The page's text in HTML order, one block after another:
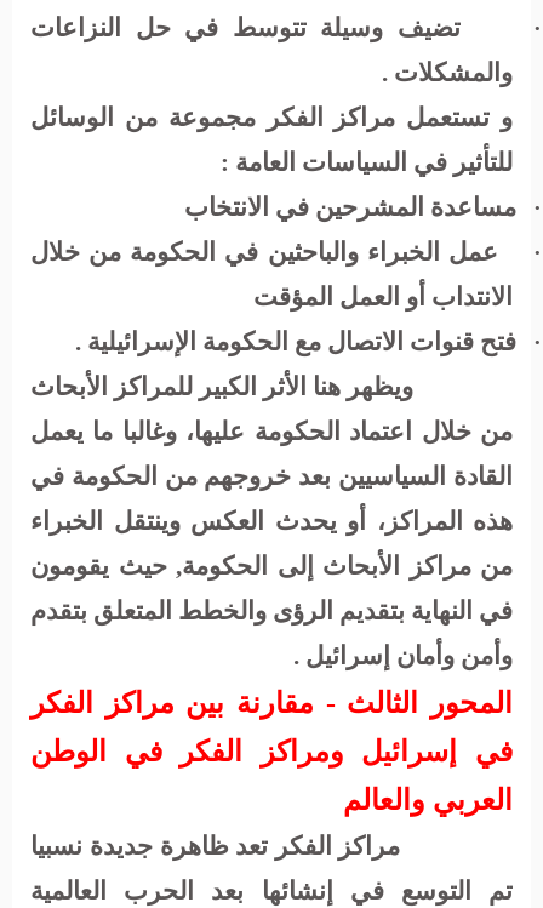
·
تضيف وسيلة تتوسط في حل النزاعات
والمشكلات .
و تستعمل مراكز الفكر مجموعة من الوسائل
للتأثير في السياسات العامة :
· مساعدة المشرحين في الانتخاب
·
عمل الخبراء والباحثين في الحكومة من خلال
الانتداب أو العمل المؤقت
·
فتح قنوات الاتصال مع الحكومة الإسرائيلية .
ويظهر هنا الأثر الكبير للمراكز الأبحاث
من خلال اعتماد الحكومة عليها، وغالبا ما يعمل
القادة السياسيين بعد خروجهم من الحكومة في
هذه المراكز، أو يحدث العكس وينتقل الخبراء
من مراكز الأبحاث إلى الحكومة, حيث يقومون
في النهاية بتقديم الرؤى والخطط المتعلق بتقدم
وأمن وأمان إسرائيل .
المحور الثالث - مقارنة بين مراكز الفكر
في إسرائيل ومراكز الفكر في الوطن
العربي والعالم
مراكز الفكر تعد ظاهرة جديدة نسبيا
تم التوسع في إنشائها بعد الحرب العالمية